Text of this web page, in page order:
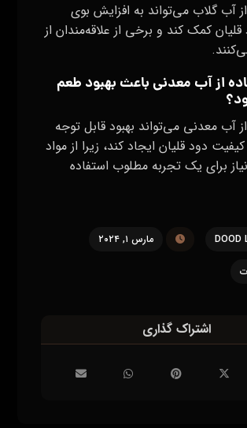
از آب گلاب می‌تواند به افزایش بوی
کمک کند و برخی از علاقه‌مندان از
از آب معدنی باعث بهبود طعم
از آب معدنی می‌تواند بهبود قابل توجه
دود قلیان ایجاد کند، زیرا از مواد
برای یک تجربه مطلوب استفاده
DOOD مارس ۱, ۲۰۲۴